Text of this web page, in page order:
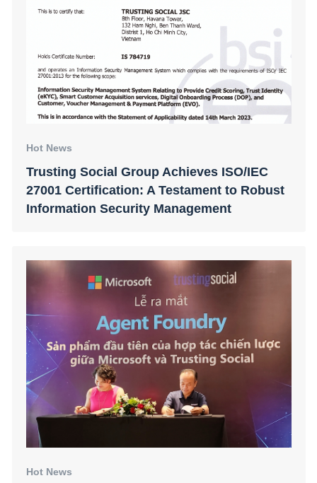
Trusting Social Group Achieves ISO/IEC
27001 Certification: A Testament to Robust
Information Security Management
Hot News
Trusting Social brings AI-powered agents
to enterprises, backed by Microsoft Cloud
and AI technologies
Hot News
Trusting Social joins Visa Fintech Partner